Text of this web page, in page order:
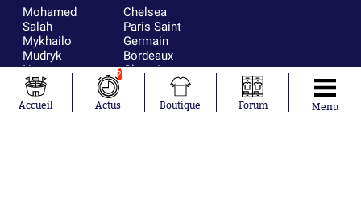
Mohamed
Salah
Mykhailo
Mudryk
Neymar
Khalis Merah
Loïs Openda
Moussa
Chelsea
Paris Saint-
Germain
Bordeaux
Olympique
Real Madrid
Accueil
2
Actus Boutique Forum Menu